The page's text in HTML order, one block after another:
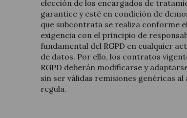
elección de los encargados de
garantice y esté en condición de
que subcontrata se realiza conforme
exigencia con el principio de
fundamental del RGPD en cualquier
de datos. Por ello, los contratos
RGPD deberán modificarse y
sin ser válidas remisiones genéricas al
regula.